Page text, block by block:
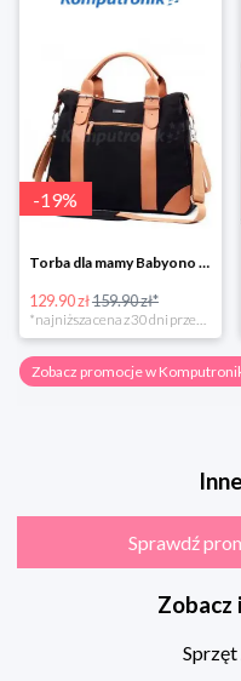
-19%
Torba dla mamy Babyono 1505/01 Comfort Icoinic 5/5
129.90 zł159.90 zł*
Zobacz promocje w
Sprawdź
Zobacz